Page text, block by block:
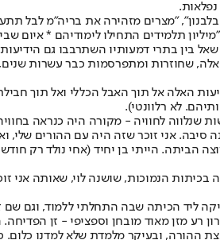
"מצרים מזהירה את בריה"מ לבל
תלמידים התחילו לימודיהם * איום
שחוזרות ומתפרסמות כבר עשרות
האלה אל תוך האבל הכללי ואל תוך
לא רלוונטי).
לחוויה - מקורה היה כנראה
אני זוכר שזה היה עם ההורים שלי,
הביתה. הייתי בן יחיד (אחי נולד רק
בכיתות הנמוכות, שושנה לוי, שאותה
ליד הכיתה שבה התחלתי ללמוד, וגם
מזן מאוד מובחן וספציפי - זן
ובעיקר מלמדת שלא למדנו כלום.